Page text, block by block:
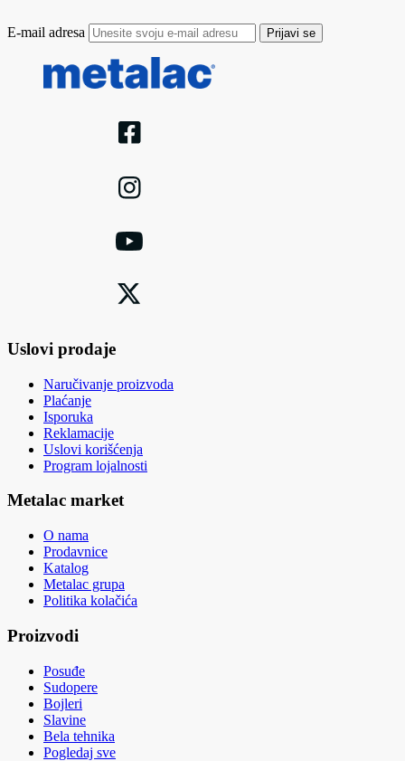
E-mail adresa Prijavi se
Uslovi prodaje
Naručivanje proizvoda
Plaćanje
Isporuka
Reklamacije
Uslovi korišćenja
Program lojalnosti
Metalac market
O nama
Prodavnice
Katalog
Metalac grupa
Politika kolačića
Proizvodi
Posuđe
Sudopere
Bojleri
Slavine
Bela tehnika
Pogledaj sve